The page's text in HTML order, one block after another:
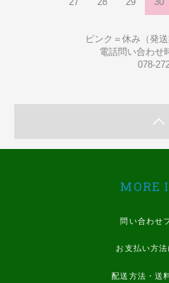
ピンク＝休み（発送
電話問い合わせ
078-
MORE
問い合わせ
お支払い方法
配送方法・送